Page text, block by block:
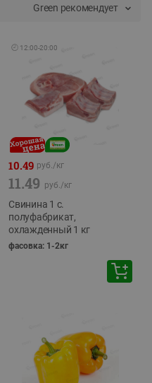
Green рекомендует
🕘 12:00-20:00
10.49 руб./кг
11.49 руб./кг
Свинина 1 с.
полуфабрикат,
охлажденный 1 кг
фасовка: 1-2кг